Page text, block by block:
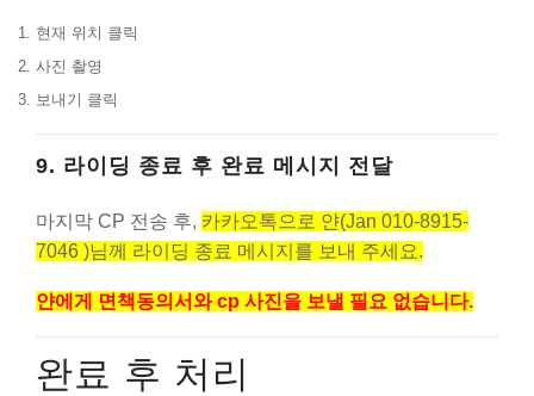
현재 위치 클릭
사진 촬영
보내기 클릭
9. 라이딩 종료 후 완료 메시지 전달
마지막 CP 전송 후, 카카오톡으로 얀(Jan 010-8915-
7046 )님께 라이딩 종료 메시지를 보내 주세요.
얀에게 면책동의서와 cp 사진을 보낼 필요 없습니다.
완료 후 처리